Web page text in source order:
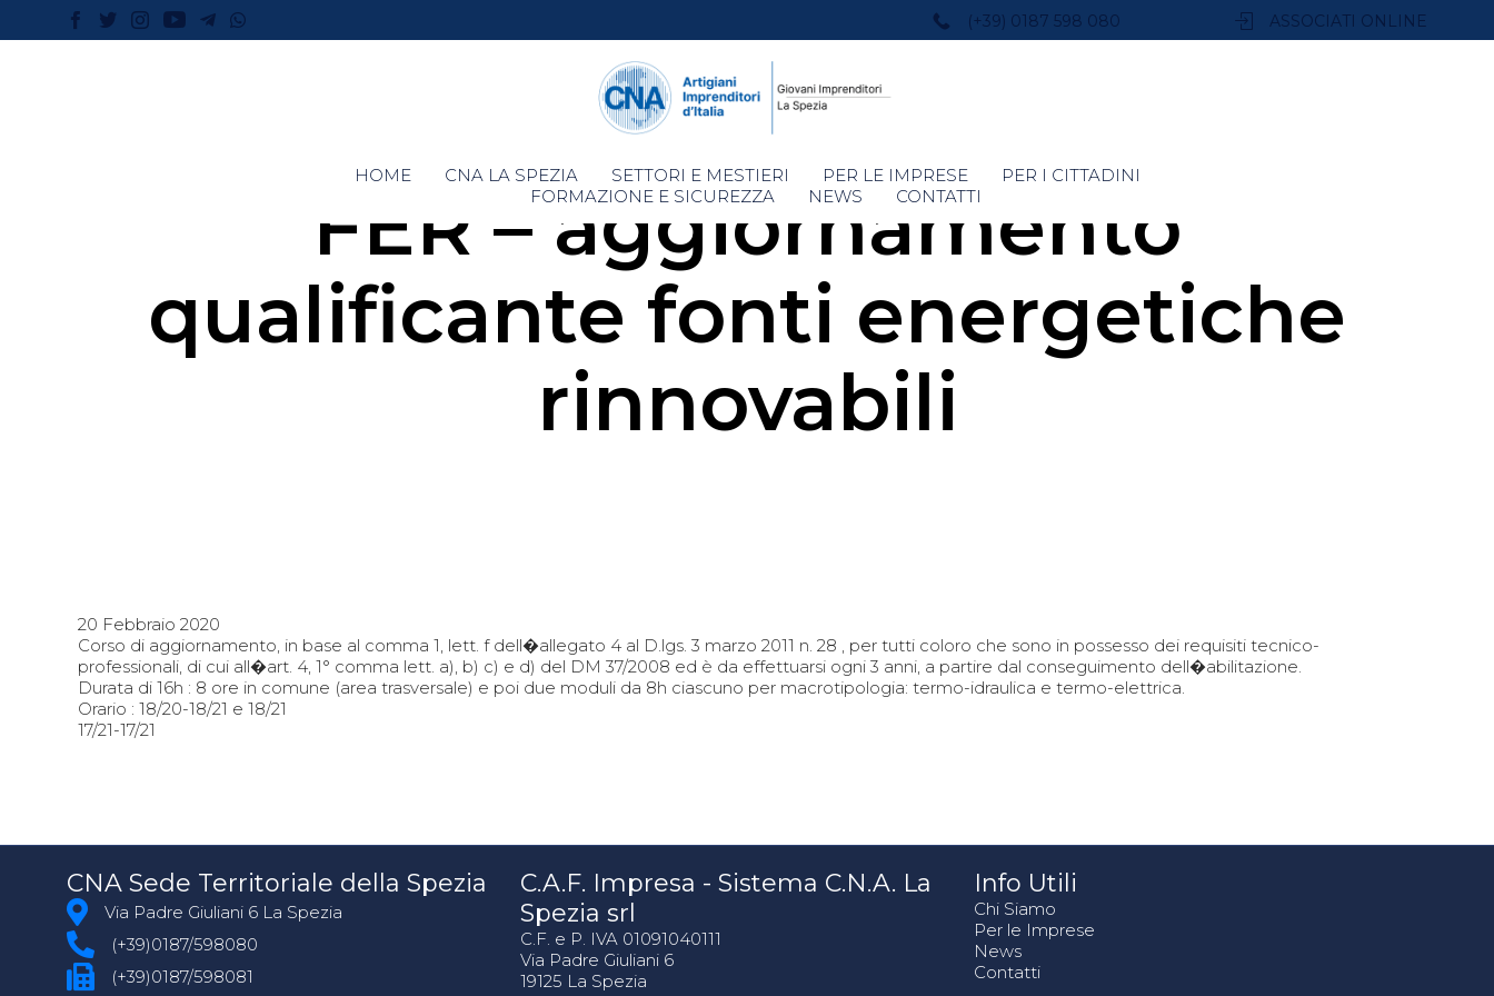
(+39) 0187 598 080 ASSOCIATI ONLINE
Skip
to
HOME CNA LA SPEZIA SETTORI E MESTIERI PER LE IMPRESE
PER I CITTADINI
FORMAZIONE E SICUREZZA
NEWS CONTATTI
FER – aggiornamento
qualificante fonti energetiche
rinnovabili
20 Febbraio 2020
Corso di aggiornamento, in base al comma 1, lett. f dell�allegato 4 al D.lgs. 3 marzo 2011 n. 28 , per tutti coloro che sono in possesso dei requisiti tecnico-
professionali, di cui all�art. 4, 1° comma lett. a), b) c) e d) del DM 37/2008 ed è da effettuarsi ogni 3 anni, a partire dal conseguimento dell�abilitazione.
Durata di 16h : 8 ore in comune (area trasversale) e poi due moduli da 8h ciascuno per macrotipologia: termo-idraulica e termo-elettrica.
Orario : 18/20-18/21 e 18/21
17/21-17/21
CNA Sede Territoriale della Spezia
Via Padre Giuliani 6 La Spezia
(+39)0187/598080
(+39)0187/598081
C.A.F. Impresa - Sistema C.N.A. La
Spezia srl
C.F. e P. IVA 01091040111
Via Padre Giuliani 6
19125 La Spezia
Info Utili
Chi Siamo
Per le Imprese
News
Contatti